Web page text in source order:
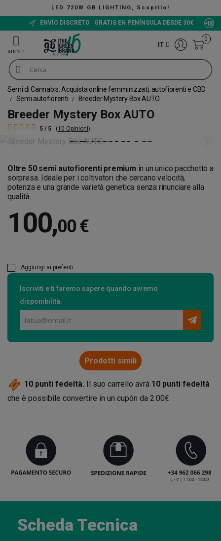
LED 720W GB LIGHTING, Scoprilo!
ENVÍO DISCRETO | GRATIS EN PENÍNSULA DESDE 30€
IT
0
Semi di Cannabis: Acquista online femminizzati, autofiorenti e CBD
Semi autofiorenti
Breeder Mystery Box AUTO
Breeder Mystery Box AUTO
5 / 5 (10 Opinioni)
Oltre 50 semi autofiorenti premium in un unico pacchetto a
sorpresa. Ideale per i coltivatori che cercano velocità,
potenza e una grande varietà genetica senza rinunciare alla
qualità.
100,00 €
Aggiungi ai preferiti
Iscriviti e ti faremo sapere quando avremo
disponibilità.
Prodotti simili
10 punti fedeltà. Il suo carrello avrà 10 punti fedeltà
che è possibile convertire in un cupón da 2.00€
Scheda Tecnica